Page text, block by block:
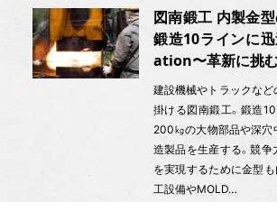
図南鍛工 内製金型
鍛造10ラインに
ation〜革新に挑む
建設機械やトラックな
掛ける図南鍛工。鍛造
200㎏の大物部品や深穴
造製品を生産する。競争
を実現するために金型
工設備やMOLD…